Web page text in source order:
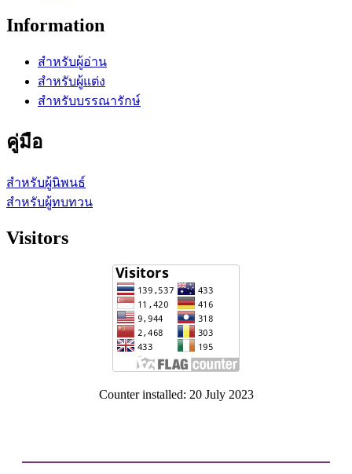
Information
สำหรับผู้อ่าน
สำหรับผู้แต่ง
สำหรับบรรณารักษ์
คู่มือ
สำหรับผู้นิพนธ์
สำหรับผู้ทบทวน
Visitors
Counter installed: 20 July 2023